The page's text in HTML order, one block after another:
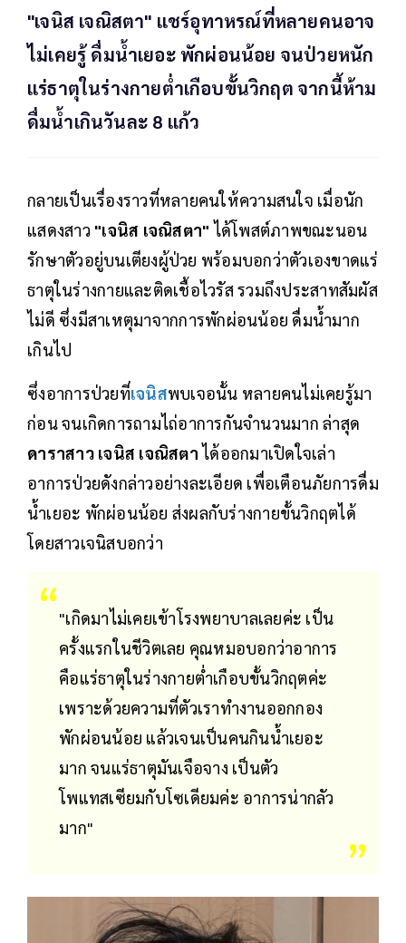
"เจนิส เจณิสตา" แชร์อุทาหรณ์ที่หลายคนอาจ
ไม่เคยรู้ ดื่มน้ำเยอะ พักผ่อนน้อย จนป่วยหนัก
แร่ธาตุในร่างกายต่ำเกือบขั้นวิกฤต จากนี้ห้าม
ดื่มน้ำเกินวันละ 8 แก้ว
กลายเป็นเรื่องราวที่หลายคนให้ความสนใจ เมื่อนัก
แสดงสาว "เจนิส เจณิสตา" ได้โพสต์ภาพขณะนอน
รักษาตัวอยู่บนเตียงผู้ป่วย พร้อมบอกว่าตัวเองขาดแร่
ธาตุในร่างกายและติดเชื้อไวรัส รวมถึงประสาทสัมผัส
ไม่ดี ซึ่งมีสาเหตุมาจากการพักผ่อนน้อย ดื่มน้ำมาก
เกินไป
ซึ่งอาการป่วยที่เจนิสพบเจอนั้น หลายคนไม่เคยรู้มา
ก่อน จนเกิดการถามไถ่อาการกันจำนวนมาก ล่าสุด
ดาราสาว เจนิส เจณิสตา ได้ออกมาเปิดใจเล่า
อาการป่วยดังกล่าวอย่างละเอียด เพื่อเตือนภัยการดื่ม
น้ำเยอะ พักผ่อนน้อย ส่งผลกับร่างกายขั้นวิกฤตได้
โดยสาวเจนิสบอกว่า
"เกิดมาไม่เคยเข้าโรงพยาบาลเลยค่ะ เป็น
ครั้งแรกในชีวิตเลย คุณหมอบอกว่าอาการ
คือแร่ธาตุในร่างกายต่ำเกือบขั้นวิกฤตค่ะ
เพราะด้วยความที่ตัวเราทำงานออกกอง
พักผ่อนน้อย แล้วเจนเป็นคนกินน้ำเยอะ
มาก จนแร่ธาตุมันเจือจาง เป็นตัว
โพแทสเซียมกับโซเดียมค่ะ อาการน่ากลัว
มาก"